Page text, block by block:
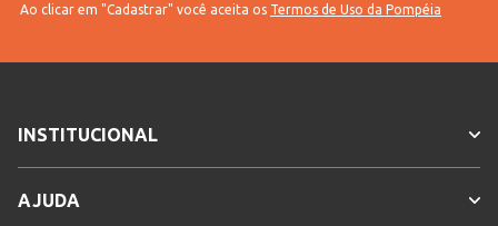
Ao clicar em "Cadastrar" você aceita os Termos de Uso da Pompéia
INSTITUCIONAL
AJUDA